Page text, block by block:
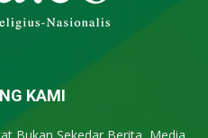
KAMI
Bukan Sekedar Berita, Media